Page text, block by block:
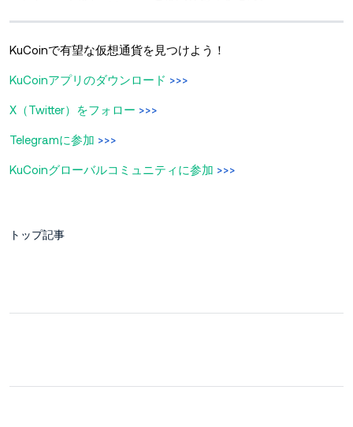
KuCoinで有望な仮想通貨を見つけよう！
KuCoinアプリのダウンロード >>>
X（Twitter）をフォロー >>>
Telegramに参加 >>>
KuCoinグローバルコミュニティに参加 >>>
トップ記事